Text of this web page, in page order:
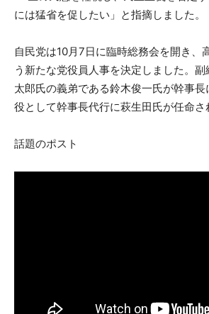
には猛省を促したい」と指摘しました。
自民党は10月7日に臨時総務会を開き、
う新たな党役員人事を決定しました。
太郎氏の義弟である鈴木俊一氏が幹事
役として幹事長代行に萩生田氏が任命さ
話題のポスト